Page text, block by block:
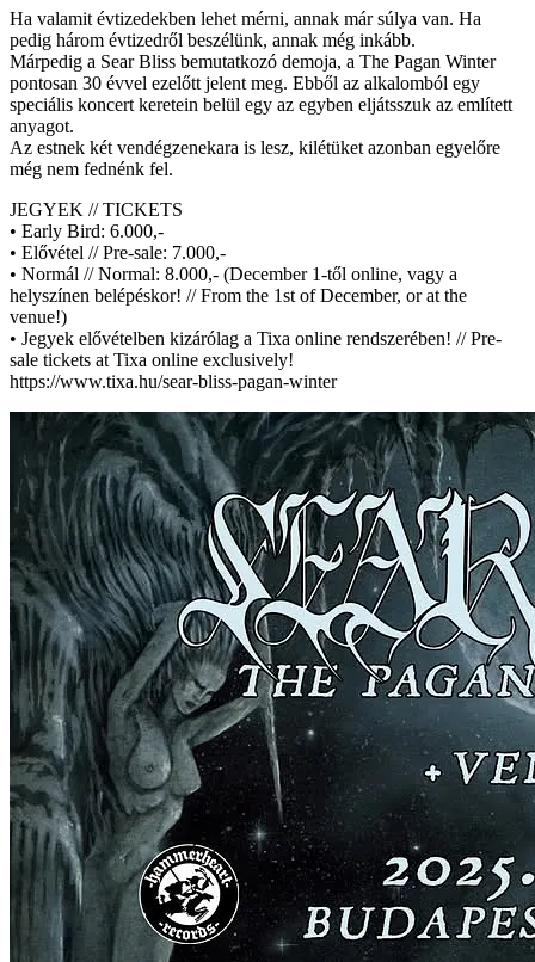
Ha valamit évtizedekben lehet mérni, annak már súlya van. Ha
pedig három évtizedről beszélünk, annak még inkább.
Márpedig a Sear Bliss bemutatkozó demoja, a The Pagan Winter
pontosan 30 évvel ezelőtt jelent meg. Ebből az alkalomból egy
speciális koncert keretein belül egy az egyben eljátsszuk az említett
anyagot.
Az estnek két vendégzenekara is lesz, kilétüket azonban egyelőre
még nem fednénk fel.
JEGYEK // TICKETS
• Early Bird: 6.000,-
• Elővétel // Pre-sale: 7.000,-
• Normál // Normal: 8.000,- (December 1-től online, vagy a
helyszínen belépéskor! // From the 1st of December, or at the
venue!)
• Jegyek elővételben kizárólag a Tixa online rendszerében! // Pre-
sale tickets at Tixa online exclusively!
https://www.tixa.hu/sear-bliss-pagan-winter